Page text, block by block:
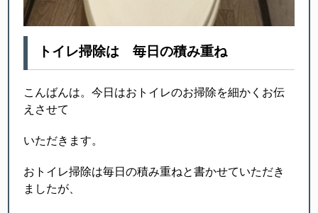
トイレ掃除は 毎日の積み重ね
こんばんは。今日はおトイレのお掃除を細かくお伝
えさせて
いただきます。
おトイレ掃除は毎日の積み重ねと書かせていただき
ましたが、